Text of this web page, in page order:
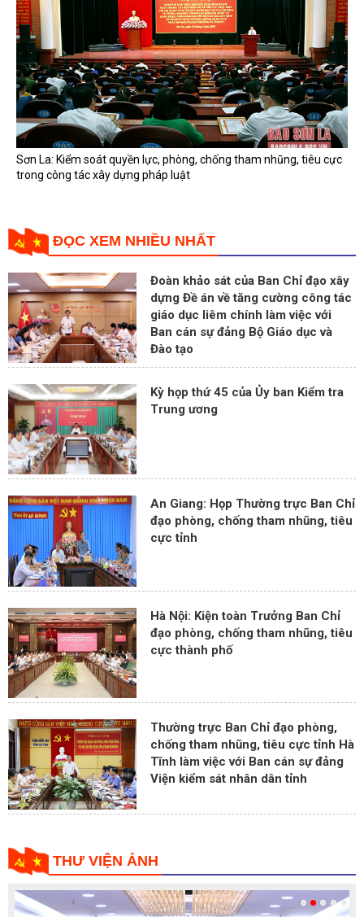
Sơn La: Kiểm soát quyền lực, phòng, chống tham nhũng, tiêu cực
trong công tác xây dựng pháp luật
ĐỌC XEM NHIỀU NHẤT
Đoàn khảo sát của Ban Chỉ đạo xây
dựng Đề án về tăng cường công tác
giáo dục liêm chính làm việc với
Ban cán sự đảng Bộ Giáo dục và
Đào tạo
Kỳ họp thứ 45 của Ủy ban Kiểm tra
Trung ương
An Giang: Họp Thường trực Ban Chỉ
đạo phòng, chống tham nhũng, tiêu
cực tỉnh
Hà Nội: Kiện toàn Trưởng Ban Chỉ
đạo phòng, chống tham nhũng, tiêu
cực thành phố
Thường trực Ban Chỉ đạo phòng,
chống tham nhũng, tiêu cực tỉnh Hà
Tĩnh làm việc với Ban cán sự đảng
Viện kiểm sát nhân dân tỉnh
THƯ VIỆN ẢNH